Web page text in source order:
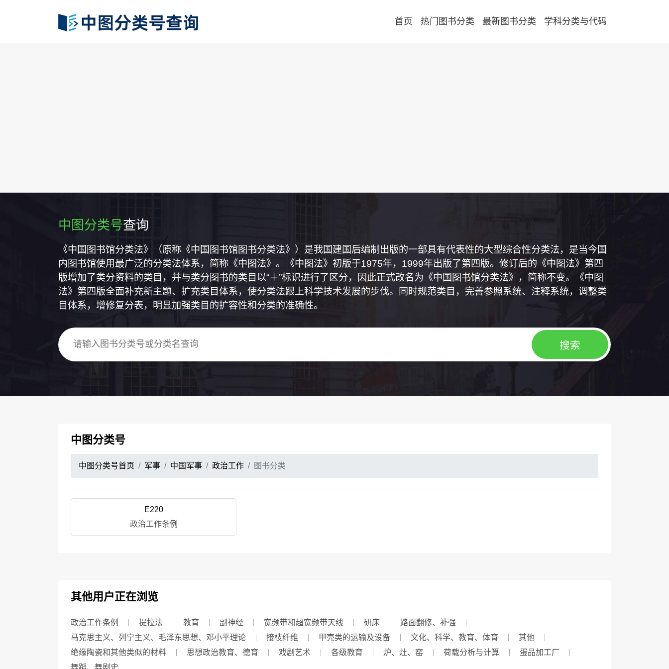
首页 热门图书分类 最新图书分类 学科分类与代码
中图分类号查询
《中国图书馆分类法》（原称《中国图书馆图书分类法》）是我国建国后编制出版的一部具有代表性的大型综合性分类法，是当今国
内图书馆使用最广泛的分类法体系，简称《中图法》。《中图法》初版于1975年，1999年出版了第四版。修订后的《中图法》第四
版增加了类分资料的类目，并与类分图书的类目以“＋”标识进行了区分，因此正式改名为《中国图书馆分类法》，简称不变。《中图
法》第四版全面补充新主题、扩充类目体系，使分类法跟上科学技术发展的步伐。同时规范类目，完善参照系统、注释系统，调整类
目体系，增修复分表，明显加强类目的扩容性和分类的准确性。
中图分类号
中图分类号首页 军事 中国军事 政治工作 图书分类
E220
政治工作条例
其他用户正在浏览
政治工作条例 提拉法 教育 副神经 宽频带和超宽频带天线 研床
路面翻修、补强
马克思主义、列宁主义、毛泽东思想、邓小平理论
接枝纤维 甲壳类的运输及设备 文化、科学、教育、体育
其他
绝缘陶瓷和其他类似的材料
思想政治教育、德育 戏剧艺术 各级教育 炉、灶、窑 荷载分析与计算
蛋品加工厂
舞蹈、舞剧史